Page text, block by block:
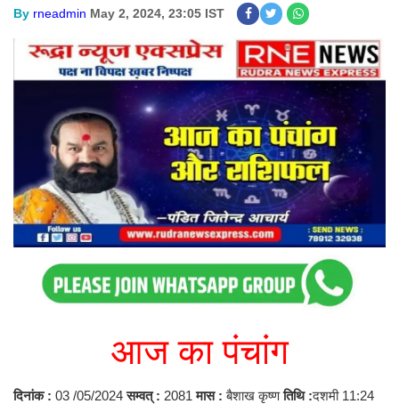
By rneadmin May 2, 2024, 23:05 IST
आज का पंचांग
दिनांक : 03 /05/2024सम्वत् : 2081मास : बैशाख कृष्णतिथि :दशमी 11:24